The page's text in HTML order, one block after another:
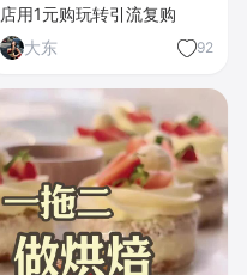
店用1元购玩转引流复购
大东
92